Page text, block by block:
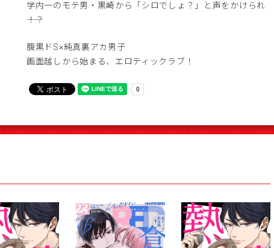
学内一のモテ男・黒崎から「シロでしょ？」と声をかけられ
――！？
腹黒ドS×純真裏アカ男子
画面越しから始まる、エロティックラブ！